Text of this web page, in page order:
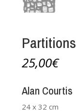
25,00€
Alan Courtis
24 x 32 cm